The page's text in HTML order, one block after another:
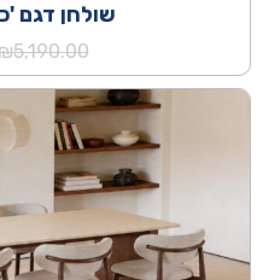
שולחן דגם
5,190.00